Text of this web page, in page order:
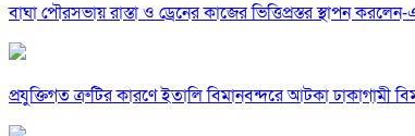
বাঘা পৌরসভায় রাস্তা ও ড্রেনের কাজের ভিত্তিপ্রস্তর স্থাপন
প্রযুক্তিগত ত্রুটির কারণে ইতালি বিমানবন্দরে আটকা ঢাকাগামী